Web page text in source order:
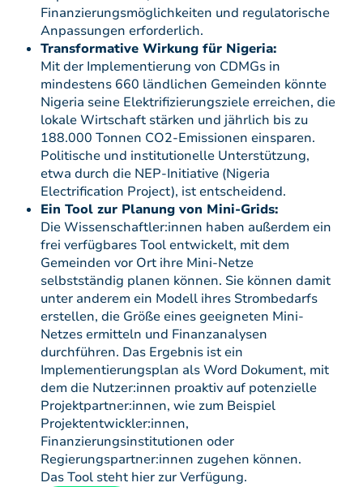
Finanzierungsmöglichkeiten und regulatorische
Anpassungen erforderlich.
Transformative Wirkung für Nigeria:
Mit der Implementierung von CDMGs in
mindestens 660 ländlichen Gemeinden könnte
Nigeria seine Elektrifizierungsziele erreichen, die
lokale Wirtschaft stärken und jährlich bis zu
188.000 Tonnen CO2-Emissionen einsparen.
Politische und institutionelle Unterstützung,
etwa durch die NEP-Initiative (Nigeria
Electrification Project), ist entscheidend.
Ein Tool zur Planung von Mini-Grids:
Die Wissenschaftler:innen haben außerdem ein
frei verfügbares Tool entwickelt, mit dem
Gemeinden vor Ort ihre Mini-Netze
selbstständig planen können. Sie können damit
unter anderem ein Modell ihres Strombedarfs
erstellen, die Größe eines geeigneten Mini-
Netzes ermitteln und Finanzanalysen
durchführen. Das Ergebnis ist ein
Implementierungsplan als Word Dokument, mit
dem die Nutzer:innen proaktiv auf potenzielle
Projektpartner:innen, wie zum Beispiel
Projektentwickler:innen,
Finanzierungsinstitutionen oder
Regierungspartner:innen zugehen können.
Das Tool steht hier zur Verfügung.